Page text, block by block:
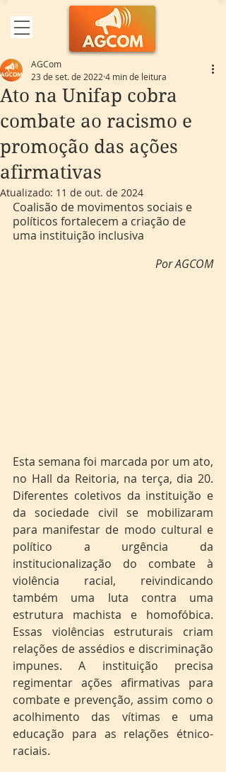
Ato na Unifap cobra
combate ao racismo e
promoção das ações
afirmativas
AGCom
23 de set. de 2022 4 min de leitura
Atualizado: 11 de out. de 2024
Coalisão de movimentos sociais e
políticos fortalecem a criação de
uma instituição inclusiva
Por AGCOM
Esta semana foi marcada por um ato,
no Hall da Reitoria, na terça, dia 20.
Diferentes coletivos da instituição e
da sociedade civil se mobilizaram
para manifestar de modo cultural e
político a urgência da
institucionalização do combate à
violência racial, reivindicando
também uma luta contra uma
estrutura machista e homofóbica.
Essas violências estruturais criam
relações de assédios e discriminação
impunes. A instituição precisa
regimentar ações afirmativas para
combate e prevenção, assim como o
acolhimento das vítimas e uma
educação para as relações étnico-
raciais.